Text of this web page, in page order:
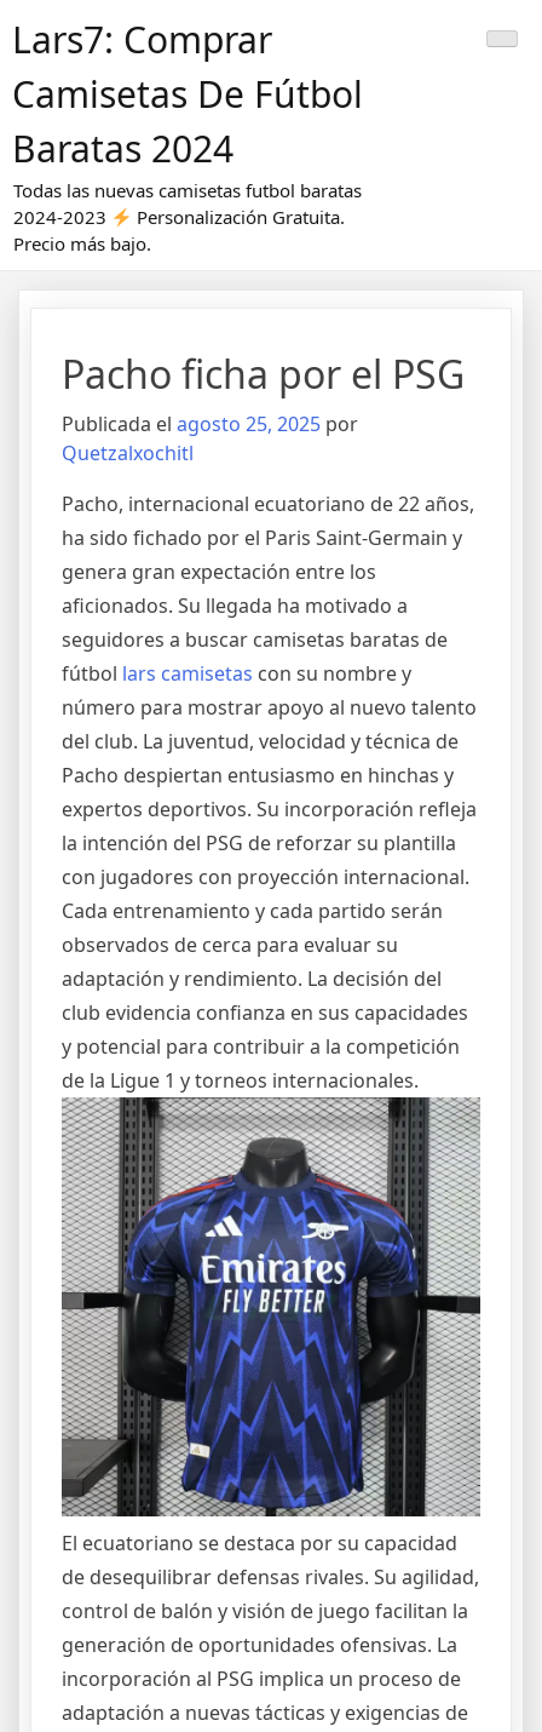
Lars7: Comprar
Camisetas De Fútbol
Baratas 2024
Todas las nuevas camisetas futbol baratas
2024-2023
Personalización Gratuita.
Precio más bajo.
Pacho ficha por el PSG
Publicada el agosto 25, 2025 por
Quetzalxochitl
Pacho, internacional ecuatoriano de 22 años,
ha sido fichado por el Paris Saint-Germain y
genera gran expectación entre los
aficionados. Su llegada ha motivado a
seguidores a buscar camisetas baratas de
fútbol lars camisetas con su nombre y
número para mostrar apoyo al nuevo talento
del club. La juventud, velocidad y técnica de
Pacho despiertan entusiasmo en hinchas y
expertos deportivos. Su incorporación refleja
la intención del PSG de reforzar su plantilla
con jugadores con proyección internacional.
Cada entrenamiento y cada partido serán
observados de cerca para evaluar su
adaptación y rendimiento. La decisión del
club evidencia confianza en sus capacidades
y potencial para contribuir a la competición
de la Ligue 1 y torneos internacionales.
El ecuatoriano se destaca por su capacidad
de desequilibrar defensas rivales. Su agilidad,
control de balón y visión de juego facilitan la
generación de oportunidades ofensivas. La
incorporación al PSG implica un proceso de
adaptación a nuevas tácticas y exigencias de